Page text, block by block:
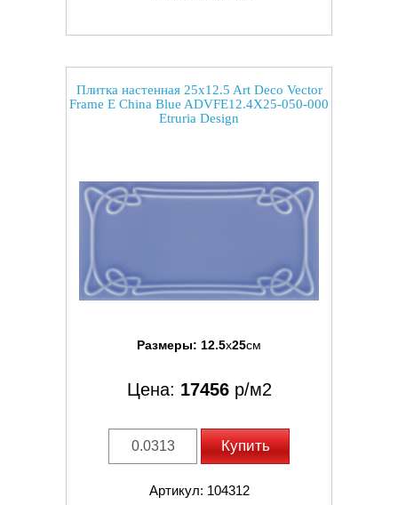
Плитка настенная 25x12.5 Art Deco Vector
Frame E China Blue ADVFE12.4X25-050-000
Etruria Design
Размеры: 12.5x25см
Цена: 17456р/м2
Купить
Артикул: 104312